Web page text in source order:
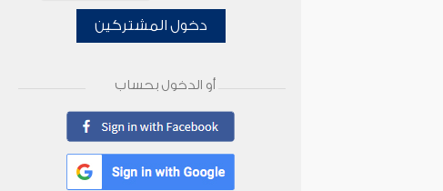
دخول المشتركين
أو الدخول بحساب